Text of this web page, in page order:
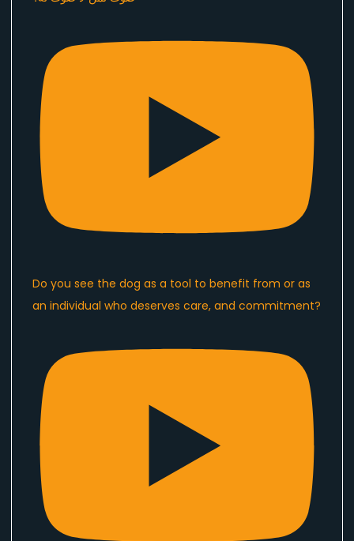
Do you see the dog as a tool to benefit from or as
an individual who deserves care, and commitment?